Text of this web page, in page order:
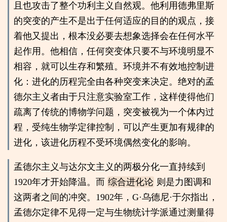
且也攻击了整个功利主义自然观。他利用德弗里斯
的突变的产生不是出于任何适应的目的的观点，接
着他又提出，根本没必要去想象选择会在任何水平
起作用。他相信，任何突变体只要不与环境明显不
相容，就可以生存和繁殖。环境并不有效地控制进
化：进化的历程完全由各种突变来决定。绝对的孟
德尔主义者由于只注意实验室工作，这样使得他们
疏离了传统的博物学问题，突变被视为一个体内过
程，受纯生物学定律控制，可以产生更加有规律的
进化，该进化历程不受环境偶然变化的影响。
孟德尔主义与达尔文主义的两极分化一直持续到
1920年才开始降温。而 综合进化论 则是力图调和
这两者之间的冲突。1902年，G·乌德尼·于尔指出，
孟德尔定律不见得一定与生物统计学派通过测量得